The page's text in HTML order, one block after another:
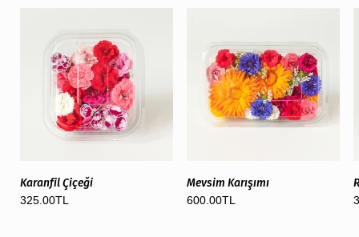
Karanfil Çiçeği
325.00TL
Mevsim Karışımı
600.00TL